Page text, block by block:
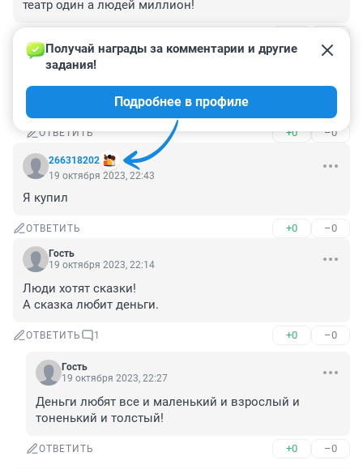
театр один а людей миллион!
Гость
как говорится - готовьте сани летом
ОТВЕТИТЬ +0 –0
266318202
Получай награды за комментарии и другие
задания!
Подробнее в профиле
19 октября 2023, 22:43
Я купил
ОТВЕТИТЬ +0 –0
Гость
19 октября 2023, 22:14
Люди хотят сказки!
А сказка любит деньги.
ОТВЕТИТЬ 1 +0 –0
Гость
19 октября 2023, 22:27
Деньги любят все и маленький и взрослый и
тоненький и толстый!
ОТВЕТИТЬ +0 –0